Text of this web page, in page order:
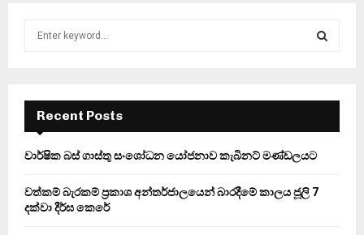
f
r
E
A
Recent Posts
වාර්ෂික බස් ගාස්තු සංශෝධන යෝජනාව කැබිනට් මණ්ඩලයට
වත්කම් බැරකම් ප්‍රකාශ අන්තර්ජාලයෙන් බාරදීමේ කාලය ජූලි 7
දක්වා දීර්ඝ කෙරේ